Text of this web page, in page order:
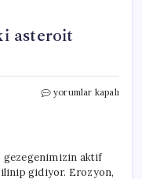
asteroit
Dünyanın
krateri
doğrulandı
yorumlar kapalı
gezegenimizin aktif
gidiyor. Erozyon,